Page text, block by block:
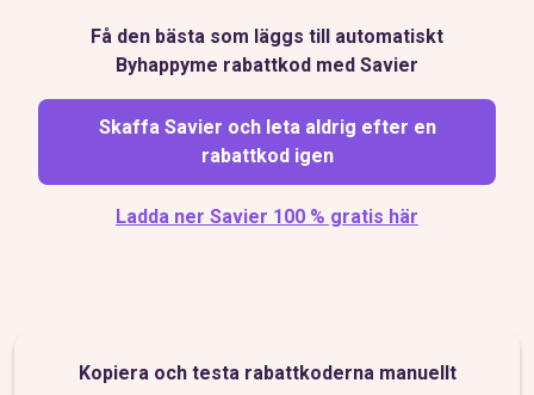
Få den bästa som läggs till automatiskt
Byhappyme rabattkod med Savier
Skaffa Savier och leta aldrig efter en
rabattkod igen
Ladda ner Savier 100 % gratis här
Kopiera och testa rabattkoderna manuellt